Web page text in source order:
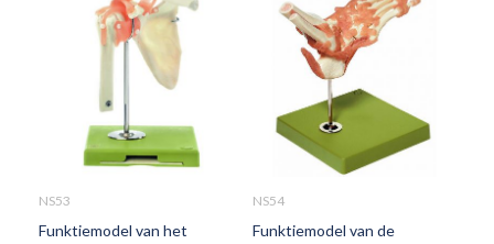
NS53
Funktiemodel van het
NS54
Funktiemodel van de